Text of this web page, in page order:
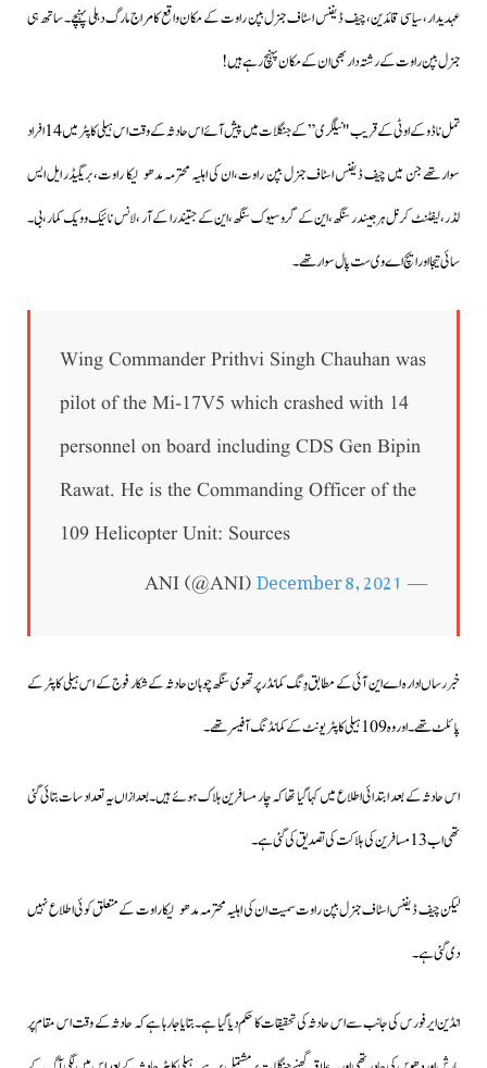
عہدیدار،سیاسی قائدین، چیف ڈیفنس اسٹاف جنرل بپن راوت کے مکان واقع کامراج مارگ دہلی پہنچے۔ ساتھ ہی
جنرل بپن راوت کے رشتہ دار بھی ان کے مکان پہنچ رہے ہیں!
تمل ناڈو کے اوٹی کے قریب "نیلگری” کے جنگلات میں پیش آئے اس حادثہ کے وقت اس ہیلی کاپٹر میں 14 افراد
سوار تھے جن میں چیف ڈیفنس اسٹاف جنرل بپن راوت،ان کی اہلیہ محترمہ مدھولیکا راوت،بریگیڈر ایل ایس
لڈر،لیفٹنٹ کرنل ہرجیندر سنگھ،این کے گرو سیوک سنگھ،این کے جتیندرا کے آر ، لانس نائیک وویک کمار،بی۔
سائی تیجا اور ایچ اے وی ست پال سوار تھے۔
Wing Commander Prithvi Singh Chauhan was
pilot of the Mi-17V5 which crashed with 14
personnel on board including CDS Gen Bipin
Rawat. He is the Commanding Officer of the
109 Helicopter Unit: Sources
— ANI (@ANI)
December 8, 2021
خبررساں ادارہ اے این آئی کے مطابق وِنگ کمانڈر پرتھوی سنگھ چوہان حادثہ کے شکار فوج کے اس ہیلی کاپٹر کے
پائلٹ تھے۔اور وہ 109 ہیلی کاپٹر یونٹ کے کمانڈنگ آفیسر تھے۔
اس حادثہ کے بعد ابتدائی اطلاع میں کہا گیا تھا کہ چار مسافرین ہلاک ہوئے ہیں۔بعدازاں یہ تعداد سات بتائی گئی
تھی اب 13 مسافرین کی ہلاکت کی تصدیق کی گئی ہے۔
لیکن چیف ڈیفنس اسٹاف جنرل بپن راوت سمیت ان کی اہلیہ محترمہ مدھولیکا راوت کے متعلق کوئی اطلاع نہیں
دی گئی ہے۔
انڈین ایرفورس کی جانب سے اس حادثہ کی تحقیقات کا حکم دیا گیا ہے۔بتایا جارہا ہے کہ حادثہ کے وقت اس مقام پر